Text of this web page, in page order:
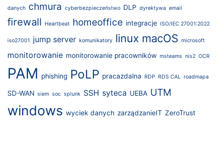
danych chmura cyberbezpieczeństwo DLP dyrektywa email
firewall Heartbeat homeoffice integracje ISO/IEC 27001:2022
iso27001 jump server komunikatory linux macOS microsoft
monitorowanie monitorowanie pracowników msteams nis2 OCR
PAM phishing PoLP pracazdalna RDP RDS CAL roadmapa
SD-WAN siem soc splunk SSH syteca UEBA UTM
windows wyciek danych zarządzanieIT ZeroTrust